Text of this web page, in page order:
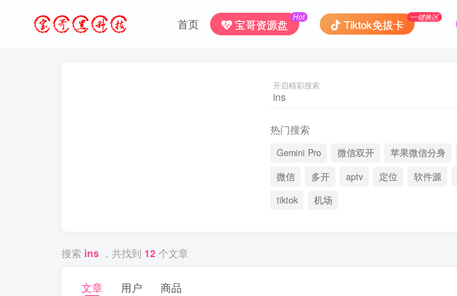
首页 宝哥资源盘
Hot
Tiktok免拔卡
一键换区
开启精彩搜索
热门搜索
Gemini Pro 微信双开 苹果微信分身
微信
多开 aptv 定位 软件源
tiktok
机场
搜索 ins ，共找到 12 个文章
文章 用户 商品